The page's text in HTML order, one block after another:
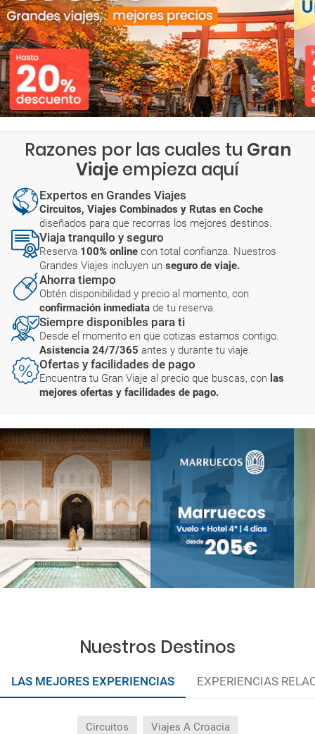
Razones por las cuales tu Gran
Viaje empieza aquí
Expertos en Grandes Viajes
Circuitos, Viajes Combinados y Rutas en Coche
diseñados para que recorras los mejores destinos.
Viaja tranquilo y seguro
Reserva 100% online con total confianza. Nuestros
Grandes Viajes incluyen un seguro de viaje.
Ahorra tiempo
Obtén disponibilidad y precio al momento, con
confirmación inmediata de tu reserva.
Siempre disponibles para ti
Desde el momento en que cotizas estamos contigo.
Asistencia 24/7/365 antes y durante tu viaje.
Ofertas y facilidades de pago
Encuentra tu Gran Viaje al precio que buscas, con las
mejores ofertas y facilidades de pago.
Nuestros Destinos
LAS MEJORES EXPERIENCIAS EXPERIENCIAS
Circuitos Viajes A Croacia